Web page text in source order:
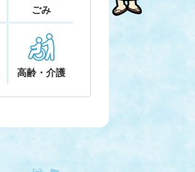
ごみ
高齢・介護